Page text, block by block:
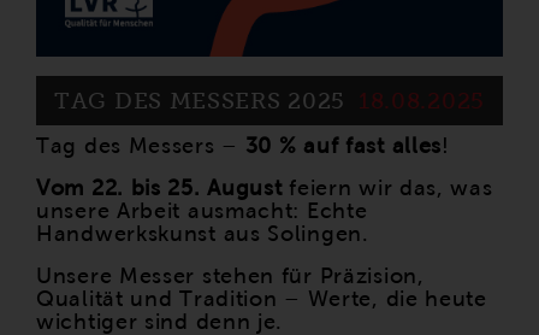
18.08.2025
TAG DES MESSERS 2025
Tag des Messers – 30 % auf fast alles!
Vom 22. bis 25. Augustfeiern wir das, was
unsere Arbeit ausmacht: Echte
Handwerkskunst aus Solingen.
Unsere Messer stehen für Präzision,
Qualität und Tradition – Werte, die heute
wichtiger sind denn je.